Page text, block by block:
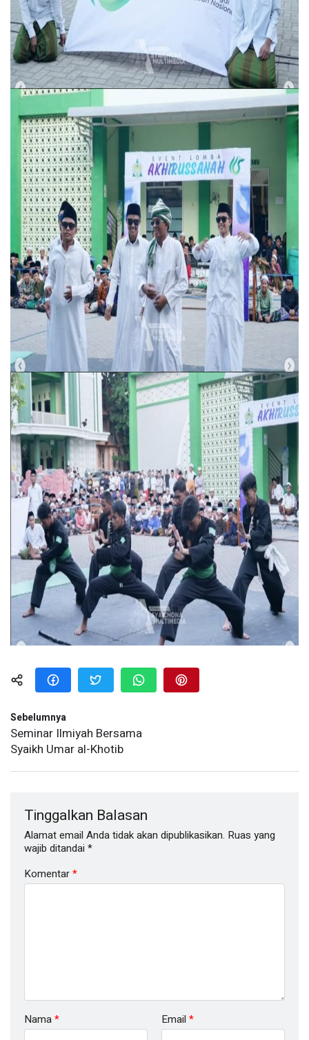
Sebelumnya
Seminar Ilmiyah Bersama
Syaikh Umar al-Khotib
Tinggalkan Balasan
Alamat email Anda tidak akan dipublikasikan. Ruas yang
wajib ditandai *
Komentar*
Nama* Email *